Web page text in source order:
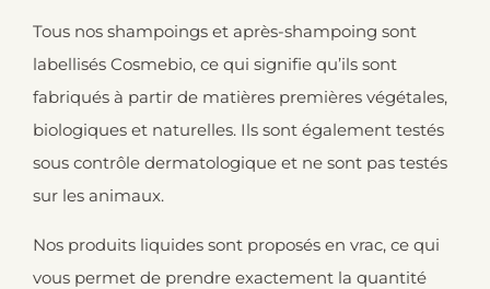
Tous nos shampoings et après-shampoing sont
labellisés Cosmebio, ce qui signifie qu’ils sont
fabriqués à partir de matières premières végétales,
biologiques et naturelles. Ils sont également testés
sous contrôle dermatologique et ne sont pas testés
sur les animaux.
Nos produits liquides sont proposés en vrac, ce qui
vous permet de prendre exactement la quantité